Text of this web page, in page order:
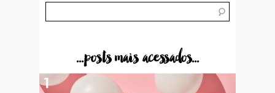
...posts mais acessados...
1